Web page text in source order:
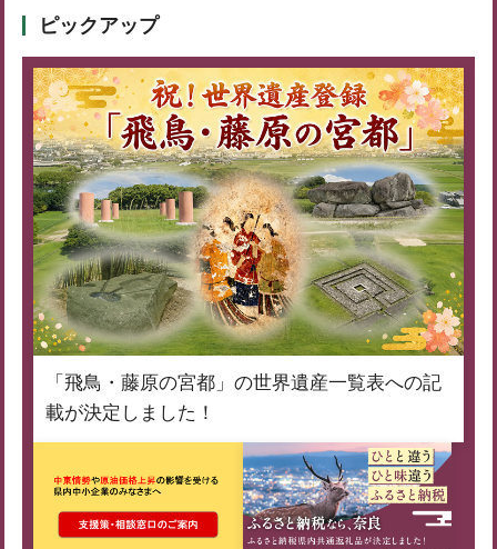
ピックアップ
「飛鳥・藤原の宮都」の世界遺産一覧表への記
載が決定しました！